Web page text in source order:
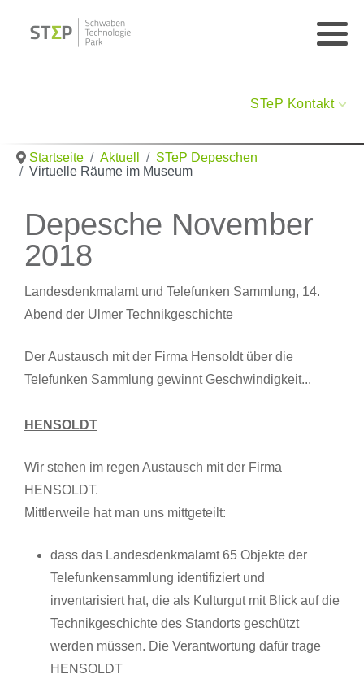
STeP Kontakt
Startseite Aktuell
STeP Depeschen
Virtuelle Räume im Museum
Depesche November
2018
Landesdenkmalamt und Telefunken Sammlung, 14.
Abend der Ulmer Technikgeschichte
Der Austausch mit der Firma Hensoldt über die
Telefunken Sammlung gewinnt Geschwindigkeit...
HENSOLDT
Wir stehen im regen Austausch mit der Firma
HENSOLDT.
Mittlerweile hat man uns mittgeteilt:
dass das Landesdenkmalamt 65 Objekte der
Telefunkensammlung identifiziert und
inventarisiert hat, die als Kulturgut mit Blick auf die
Technikgeschichte des Standorts geschützt
werden müssen. Die Verantwortung dafür trage
HENSOLDT